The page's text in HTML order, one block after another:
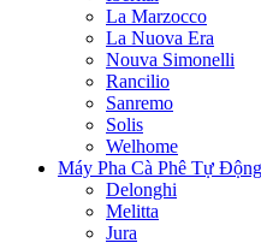
La Marzocco
La Nuova Era
Nouva Simonelli
Rancilio
Sanremo
Solis
Welhome
Máy Pha Cà Phê Tự Động
Delonghi
Melitta
Jura